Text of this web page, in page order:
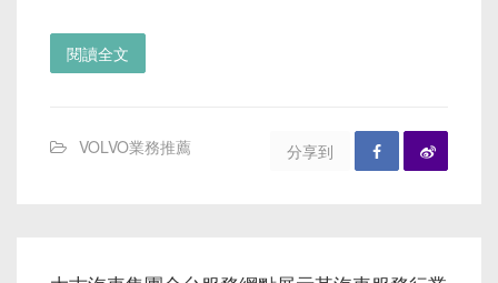
閱讀全文
VOLVO業務推薦 分享到